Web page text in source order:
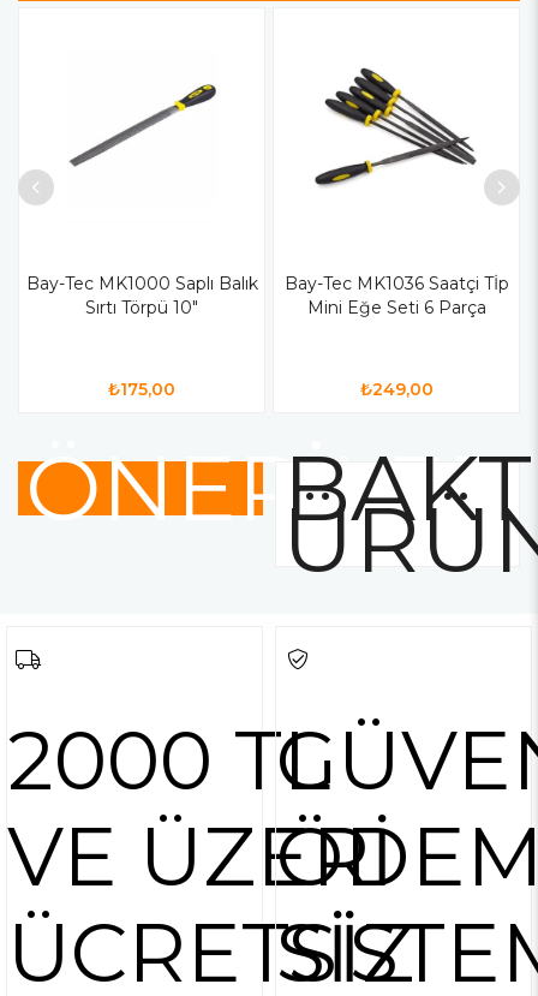
Bay-Tec MK1000 Saplı Balık
Sırtı Törpü 10"
₺175,00
Bay-Tec MK1036 Saatçi Tİp
Mini Eğe Seti 6 Parça
₺249,00
ÖNERİLER
2000 TL
VE ÜZERİ
ÜCRETSİZ